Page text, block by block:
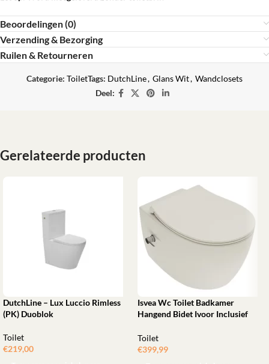
Beoordelingen (0)
Verzending & Bezorging
Ruilen & Retourneren
Categorie: ToiletTags: DutchLine, Glans Wit, Wandclosets
Deel:
Gerelateerde producten
DutchLine – Lux Luccio Rimless
(PK) Duoblok
Toilet
€219,00
Isvea Wc Toilet Badkamer
Hangend Bidet Ivoor Inclusief
Toilet
€399,99